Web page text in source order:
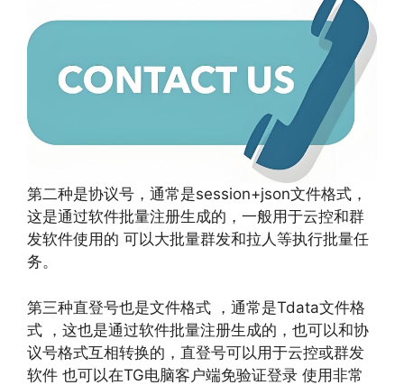
第二种是协议号，通常是session+json文件格式，
这是通过软件批量注册生成的，一般用于云控和群
发软件使用的 可以大批量群发和拉人等执行批量任
务。
第三种直登号也是文件格式 ，通常是Tdata文件格
式 ，这也是通过软件批量注册生成的，也可以和协
议号格式互相转换的，直登号可以用于云控或群发
软件 也可以在TG电脑客户端免验证登录 使用非常